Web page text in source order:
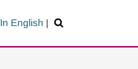
In English